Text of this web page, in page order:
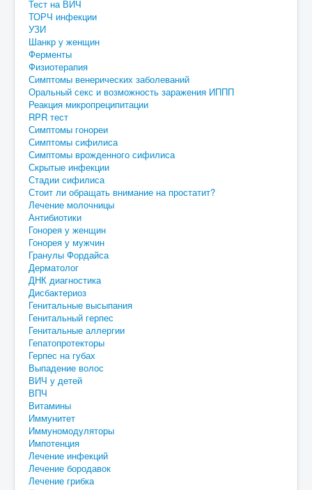
Тест на ВИЧ
ТОРЧ инфекции
УЗИ
Шанкр у женщин
Ферменты
Физиотерапия
Симптомы венерических заболеваний
Оральный секс и возможность заражения ИППП
Реакция микропреципитации
RPR тест
Симптомы гонореи
Симптомы сифилиса
Симптомы врожденного сифилиса
Скрытые инфекции
Стадии сифилиса
Стоит ли обращать внимание на простатит?
Лечение молочницы
Антибиотики
Гонорея у женщин
Гонорея у мужчин
Гранулы Фордайса
Дерматолог
ДНК диагностика
Дисбактериоз
Генитальные высыпания
Генитальный герпес
Генитальные аллергии
Гепатопротекторы
Герпес на губах
Выпадение волос
ВИЧ у детей
ВПЧ
Витамины
Иммунитет
Иммуномодуляторы
Импотенция
Лечение инфекций
Лечение бородавок
Лечение грибка